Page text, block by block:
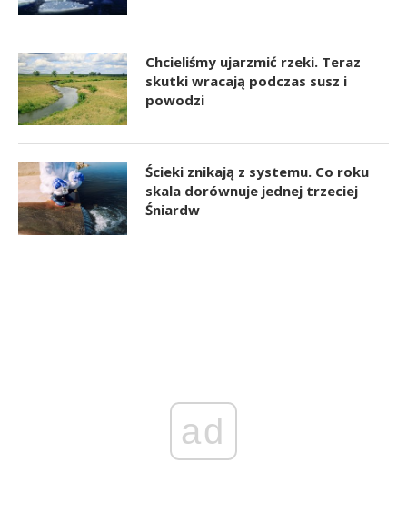
Chcieliśmy ujarzmić rzeki. Teraz
skutki wracają podczas susz i
powodzi
Ścieki znikają z systemu. Co roku
skala dorównuje jednej trzeciej
Śniardw
ad